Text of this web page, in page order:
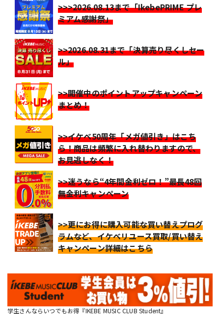
>>>2026.08.13まで「IkebePRIME プレ
ミアム感謝祭」
>>2026.08.31まで「決算売り尽くしセー
ル」
>>開催中のポイントアップキャンペーン
まとめ！
>>イケベ50周年「メガ値引き」はこち
ら！商品は頻繁に入れ替わりますので、
お見逃しなく！
>>迷うなら“4年間金利ゼロ！”最長48回
無金利キャンペーン
>>更にお得に購入可能な買い替えプログ
ラムなど、イケベリユース買取/買い替え
キャンペーン詳細はこちら
学生さんならいつでもお得『IKEBE MUSIC CLUB Student』